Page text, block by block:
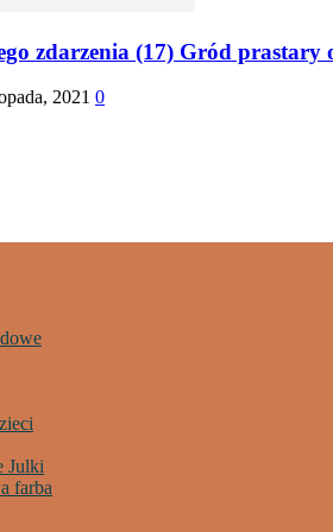
zdarzenia (17) Gród prastary
2021 0
Julki
farba